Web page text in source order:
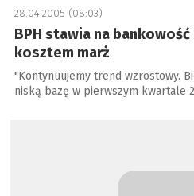
28.04.2005 (08:03)
BPH stawia na
kosztem marż
"Kontynuujemy trend wzrostowy.
niską bazę w pierwszym kwartale